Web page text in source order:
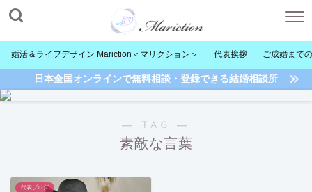
婚活＆ライフデザイン Mariction＜マリクション＞ 代表挨拶 ご成婚まで
日本全国オンラインで無料相談・登録できる結婚相談所
― TAG ―
素敵な言葉
代表ブログ